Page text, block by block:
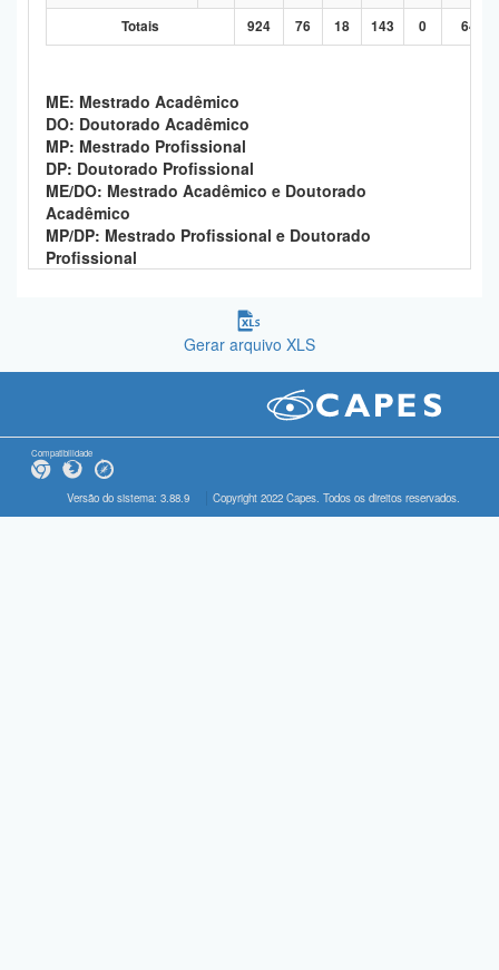
Totais 924 76 18 143 0 646
ME: Mestrado Acadêmico
DO: Doutorado Acadêmico
MP: Mestrado Profissional
DP: Doutorado Profissional
ME/DO: Mestrado Acadêmico e Doutorado
Acadêmico
MP/DP: Mestrado Profissional e Doutorado
Profissional
Gerar arquivo XLS
Compatibilidade
Versão do sistema: 3.88.9 Copyright 2022 Capes. Todos os direitos reservados.